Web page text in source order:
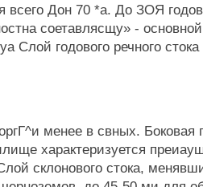
всего Дон 70 *а. До ЗОЯ
соетавлясщу» -
Слой годового речного
менее в свных. Боковая
характеризуется
склонового стока,